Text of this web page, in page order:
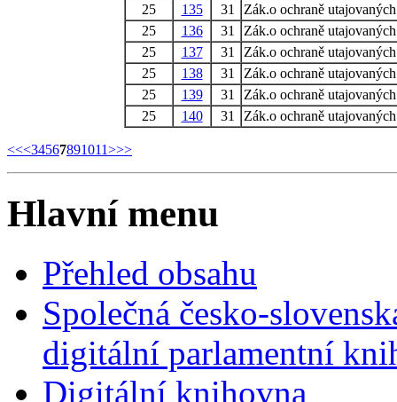
25
135 31
Zák.o ochraně
25
136 31
Zák.o ochraně
25
137 31
Zák.o ochraně
25
138 31
Zák.o ochraně
25
139 31
Zák.o ochraně
25
140 31 Zák.o ochraně
<<<34567891011>>>
Hlavní menu
Přehled obsahu
Společná česko-
digitální parlamentní
Digitální knihovna